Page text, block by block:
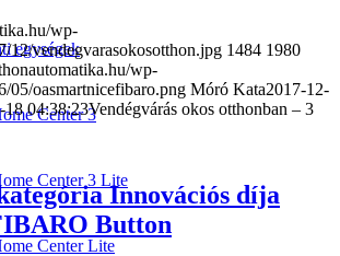
egységek
Center 3
Center 3 Lite
Center Lite
wp-
12/vendegvarasokosotthon.jpg 1484 1980
wp-
05/oasmartnicefibaro.png Móró Kata2017-12-
18 04:38:23Vendégvárás okos otthonban – 3
Innovációs díja
Button